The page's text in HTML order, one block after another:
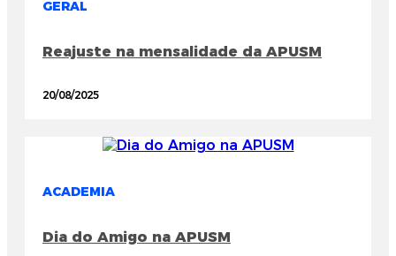
GERAL
Reajuste na mensalidade da APUSM
20/08/2025
ACADEMIA
Dia do Amigo na APUSM